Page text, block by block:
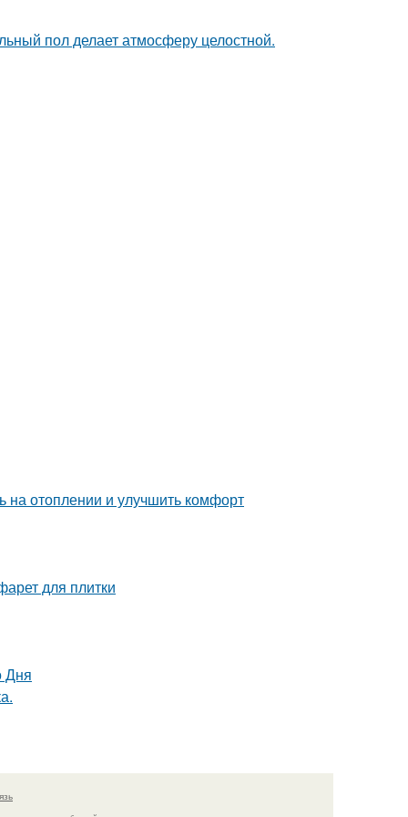
пол делает атмосферу целостной.
на отоплении и улучшить комфорт
для плитки
Дня